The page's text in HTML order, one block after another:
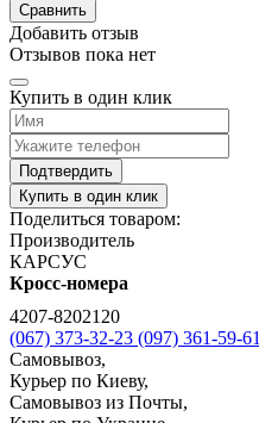
Сравнить
Добавить отзыв
Отзывов пока нет
Купить в один клик
Подтвердить
Купить в один клик
Поделиться товаром:
Производитель
КАРСУС
Кросс-номера
4207-8202120
(067) 373-32-23 (097) 361-59-61
Самовывоз,
Курьер по Киеву,
Самовывоз из Почты,